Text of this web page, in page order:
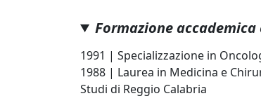
Formazione
1991 | Specializzazione in
1988 | Laurea in Medicina e
Studi di Reggio Calabria